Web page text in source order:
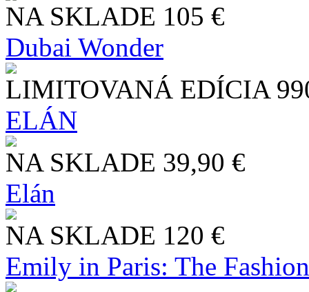
NA SKLADE 105 €
Dubai Wonder
LIMITOVANÁ EDÍCIA
ELÁN
NA SKLADE 39,90 €
Elán
NA SKLADE 120 €
Emily in Paris: The